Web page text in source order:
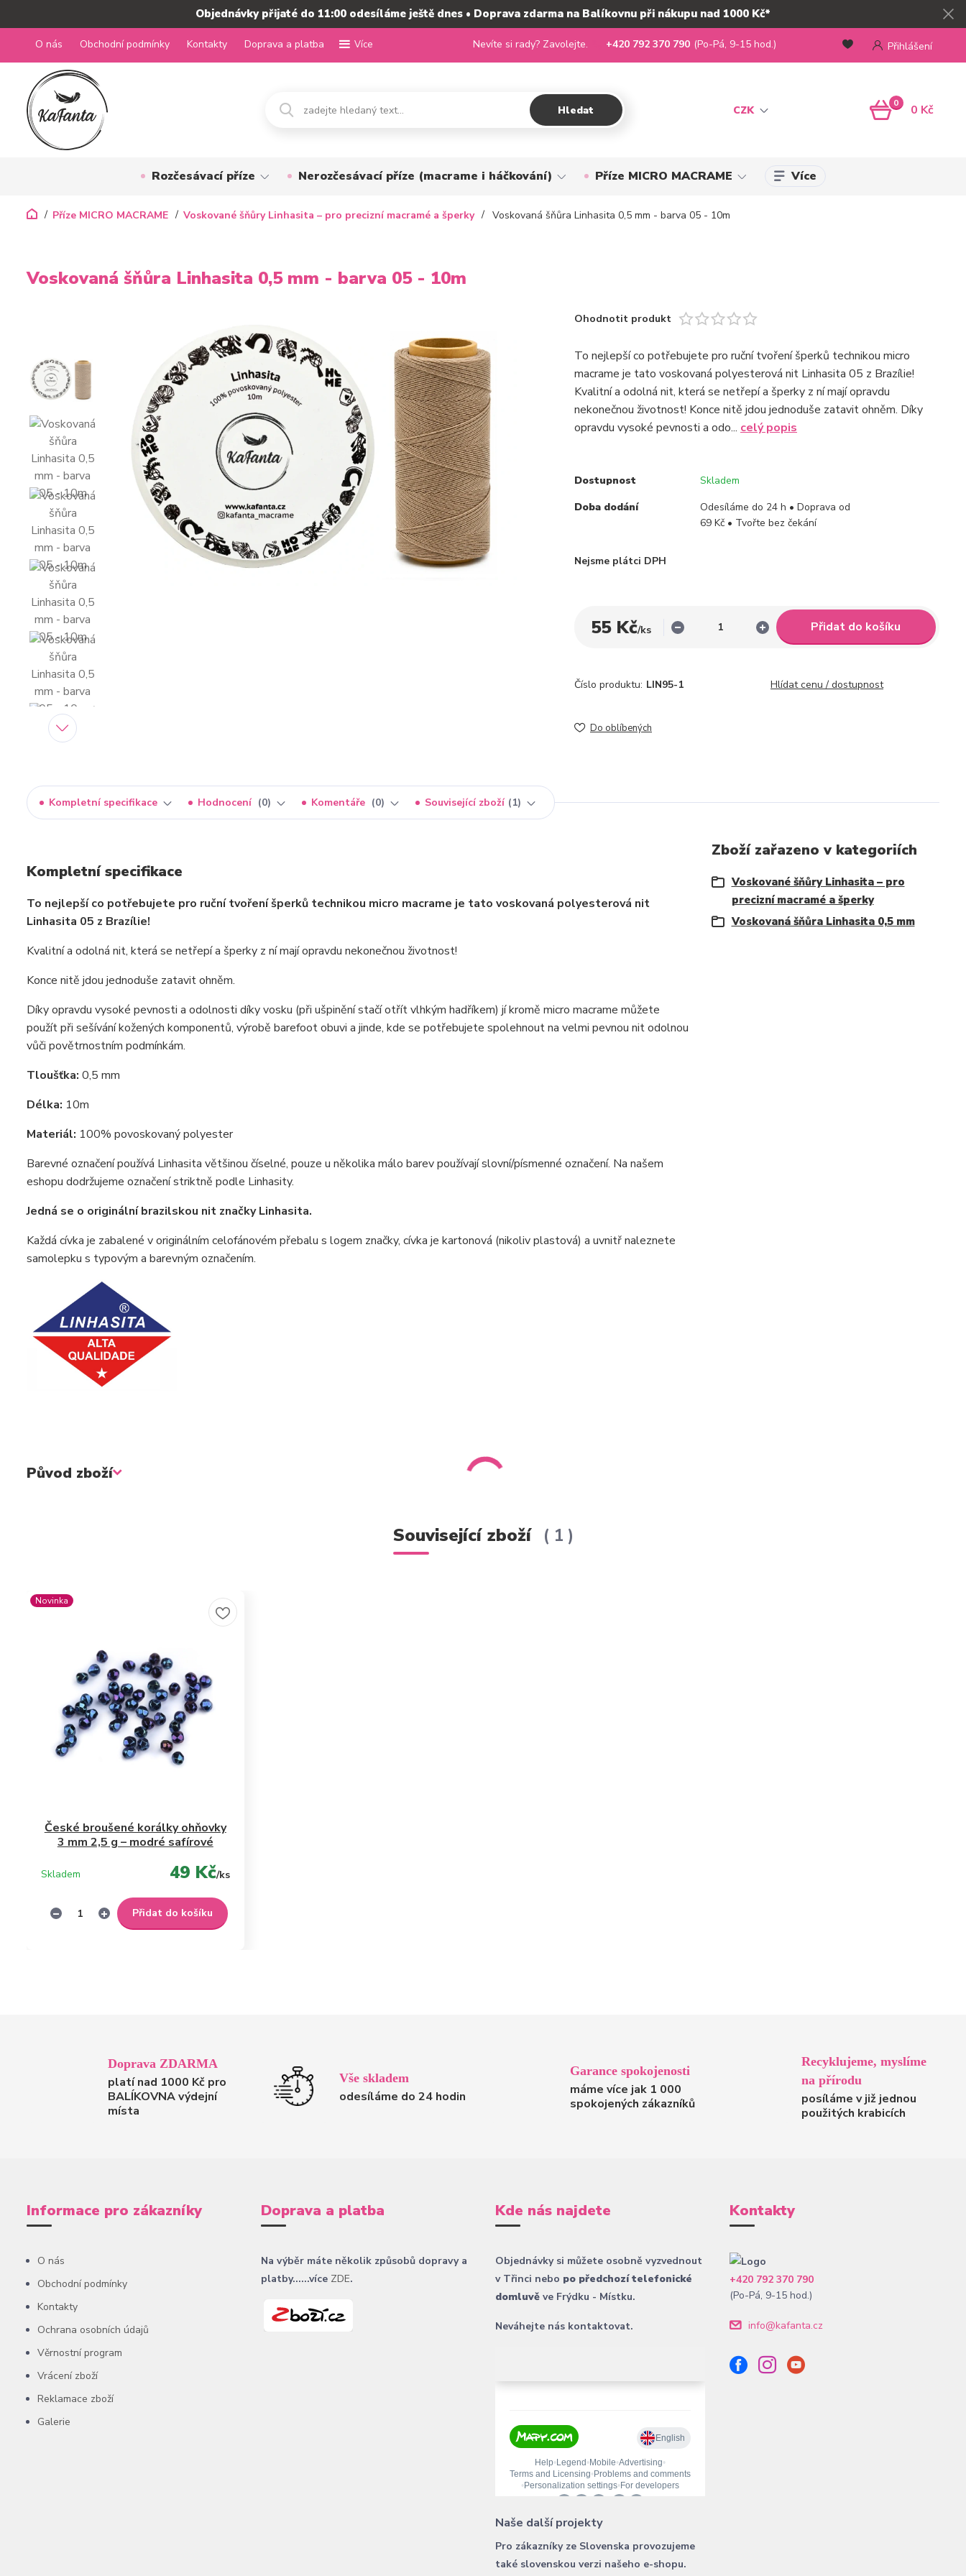
Objednávky přijaté do 11:00 odesíláme ještě dnes • Doprava zdarma na Balíkovnu při nákupu nad 1000 Kč*
O nás Obchodní podmínky Kontakty Doprava a platba Více
CZK
Přihlášení
Hledat
Nevíte si rady? Zavolejte. +420 792 370 790 (Po-Pá, 9-15 hod.)
0 0 Kč
Rozčesávací příze Nerozčesávací příze (macrame i háčkování) Příze MICRO MACRAME Více
Příze MICRO MACRAME Voskované šňůry Linhasita – pro precizní macramé a šperky Voskovaná šňůra Linhasita 0,5 mm - barva 05 - 10m
Voskovaná šňůra Linhasita 0,5 mm - barva 05 - 10m
Ohodnotit produkt
To nejlepší co potřebujete pro ruční tvoření šperků technikou micro
macrame je tato voskovaná polyesterová nit Linhasita 05 z Brazílie!
Kvalitní a odolná nit, která se netřepí a šperky z ní mají opravdu
nekonečnou životnost! Konce nitě jdou jednoduše zatavit ohněm. Díky
opravdu vysoké pevnosti a odo... celý popis
Dostupnost
Skladem
Doba dodání
Odesíláme do 24 h • Doprava od
69 Kč • Tvořte bez čekání
Nejsme plátci DPH
55 Kč/ks Přidat do košíku
Číslo produktu: LIN95-1 Hlídat cenu / dostupnost
Do oblíbených
Kompletní specifikace Hodnocení 0 Komentáře 0 Související zboží 1
Kompletní specifikace
To nejlepší co potřebujete pro ruční tvoření šperků technikou micro macrame je tato voskovaná polyesterová nit
Linhasita 05 z Brazílie!
Kvalitní a odolná nit, která se netřepí a šperky z ní mají opravdu nekonečnou životnost!
Konce nitě jdou jednoduše zatavit ohněm.
Díky opravdu vysoké pevnosti a odolnosti díky vosku (při ušpinění stačí otřít vlhkým hadříkem) jí kromě micro macrame můžete
použít při sešívání kožených komponentů, výrobě barefoot obuvi a jinde, kde se potřebujete spolehnout na velmi pevnou nit odolnou
vůči povětrnostním podmínkám.
Tloušťka: 0,5 mm
Délka: 10m
Materiál: 100% povoskovaný polyester
Barevné označení používá Linhasita většinou číselné, pouze u několika málo barev používají slovní/písmenné označení. Na našem
eshopu dodržujeme označení striktně podle Linhasity.
Jedná se o originální brazilskou nit značky Linhasita.
Každá cívka je zabalené v originálním celofánovém přebalu s logem značky, cívka je kartonová (nikoliv plastová) a uvnitř naleznete
samolepku s typovým a barevným označením.
Původ zboží
Zboží zařazeno v kategoriích
Voskované šňůry Linhasita – pro
precizní macramé a šperky
Voskovaná šňůra Linhasita 0,5 mm
Související zboží 1
Novinka
České broušené korálky ohňovky
3 mm 2,5 g – modré safírové
49 Kč/ks
Skladem
Přidat do košíku
Doprava ZDARMA
platí nad 1000 Kč pro
BALÍKOVNA výdejní
místa
Vše skladem
odesíláme do 24 hodin
Garance spokojenosti
máme více jak 1 000
spokojených zákazníků
Recyklujeme, myslíme
na přírodu
posíláme v již jednou
použitých krabicích
Informace pro zákazníky
O nás
Obchodní podmínky
Kontakty
Ochrana osobních údajů
Věrnostní program
Vrácení zboží
Reklamace zboží
Galerie
Doprava a platba
Na výběr máte několik způsobů dopravy a
platby......více ZDE.
Kde nás najdete
Objednávky si můžete osobně vyzvednout
v Třinci nebo po předchozí telefonické
domluvě ve Frýdku - Místku.
Neváhejte nás kontaktovat.
Naše další projekty
Pro zákazníky ze Slovenska provozujeme
také slovenskou verzi našeho e-shopu.
Kontakty
+420 792 370 790
(Po-Pá, 9-15 hod.)
info@kafanta.cz